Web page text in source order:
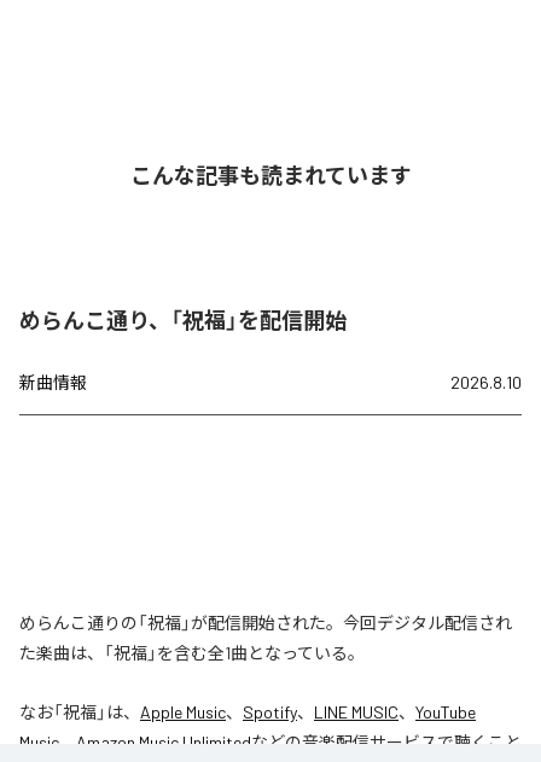
こんな記事も読まれています
めらんこ通り、「祝福」を配信開始
新曲情報 2026.8.10
めらんこ通りの「祝福」が配信開始された。今回デジタル配信され
た楽曲は、「祝福」を含む全1曲となっている。
なお「祝福」は、 Apple Music、 Spotify、 LINE MUSIC、 YouTube
Music
Amazon Music Unlimitedなどの音楽配信サービスで聴くこと